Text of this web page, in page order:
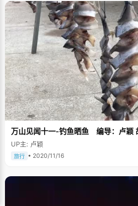
万山见闻十一-钓鱼晒鱼 编导：卢颖
UP主: 卢颖
旅行 • 2020/11/16